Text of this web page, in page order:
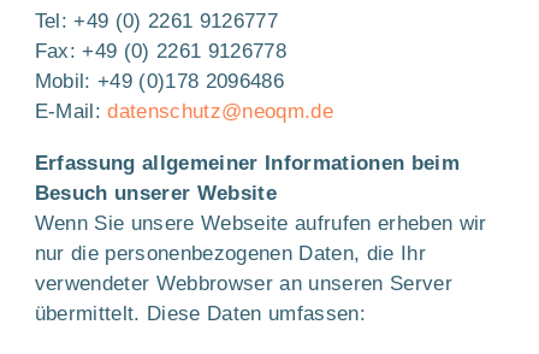
Tel: +49 (0) 2261 9126777
Fax: +49 (0) 2261 9126778
Mobil: +49 (0)178 2096486
E-Mail:datenschutz@neoqm.de
Erfassung allgemeiner Informationen beim
Besuch unserer Website
Wenn Sie unsere Webseite aufrufen erheben wir
nur die personenbezogenen Daten, die Ihr
verwendeter Webbrowser an unseren Server
übermittelt. Diese Daten umfassen: